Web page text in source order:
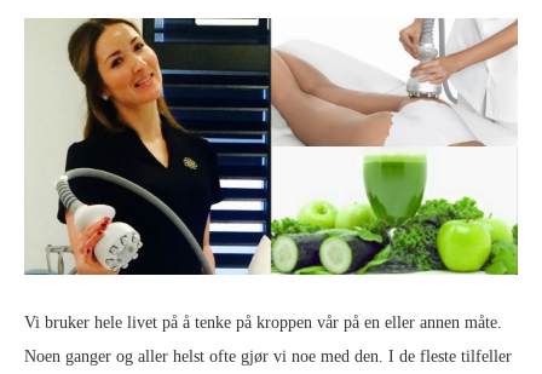
Vi bruker hele livet på å tenke på kroppen vår på en eller annen måte.
Noen ganger og aller helst ofte gjør vi noe med den. I de fleste tilfeller